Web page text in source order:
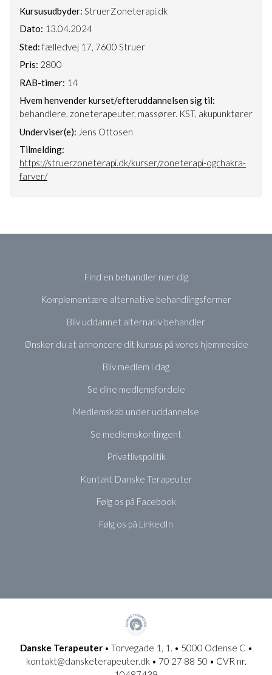
Kursusudbyder: StruerZoneterapi.dk
Dato: 13.04.2024
Sted: fælledvej 17, 7600 Struer
Pris: 2800
RAB-timer: 14
Hvem henvender kurset/efteruddannelsen sig til:
behandlere, zoneterapeuter, massører. KST, akupunktører
Underviser(e): Jens Ottosen
Tilmelding:
https://struerzoneterapi.dk/kurser/zoneterapi-ogchakra-
farver/
Find en behandler nær dig
Komplementære alternative behandlingsformer
Bliv uddannet alternativ behandler
Ønsker du at annoncere dit kursus på vores hjemmeside
Bliv medlem i dag
Se dine medlemsfordele
Medlemskab under uddannelse
Se medlemskontingent
Privatlivspolitik
Kontakt Danske Terapeuter
Følg os på Facebook
Følg os på LinkedIn
Danske Terapeuter• Torvegade 1, 1. • 5000 Odense C •
kontakt@dansketerapeuter.dk • 70 27 88 50 • CVR nr.